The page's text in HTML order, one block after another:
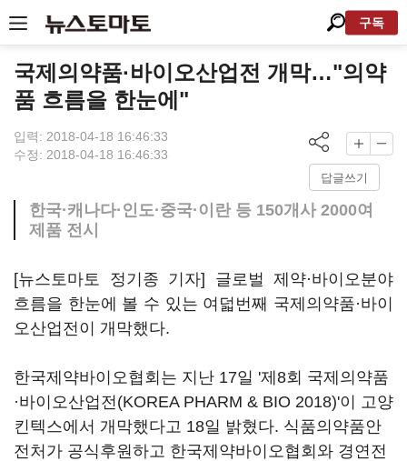
구독
국제의약품·바이오산업전 개막…"의약
품 흐름을 한눈에"
입력: 2018-04-18 16:46:33
수정: 2018-04-18 16:46:33
답글쓰기
한국·캐나다·인도·중국·이란 등 150개사 2000여
제품 전시
[뉴스토마토 정기종 기자] 글로벌 제약·바이오분야
흐름을 한눈에 볼 수 있는 여덟번째 국제의약품·바이
오산업전이 개막했다.
한국제약바이오협회는 지난 17일 '제8회 국제의약품
·바이오산업전(KOREA PHARM & BIO 2018)'이 고양
킨텍스에서 개막했다고 18일 밝혔다. 식품의약품안
전처가 공식후원하고 한국제약바이오협회와 경연전